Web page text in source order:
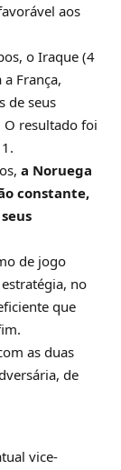
aos
o Iraque (4
França,
de seus
O resultado foi
a Noruega
constante,
de jogo
no
que
as duas
de
vice-